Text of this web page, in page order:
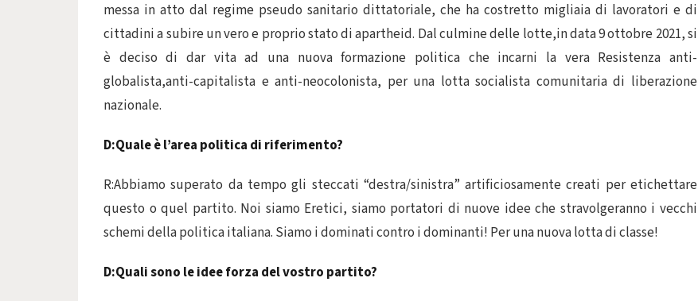
messa in atto dal regime pseudo sanitario dittatoriale, che ha costretto migliaia di lavoratori e di
cittadini a subire un vero e proprio stato di apartheid. Dal culmine delle lotte,in data 9 ottobre 2021, si
è deciso di dar vita ad una nuova formazione politica che incarni la vera Resistenza anti-
globalista,anti-capitalista e anti-neocolonista, per una lotta socialista comunitaria di liberazione
nazionale.
D:Quale è l’area politica di riferimento?
R:Abbiamo superato da tempo gli steccati “destra/sinistra” artificiosamente creati per etichettare
questo o quel partito. Noi siamo Eretici, siamo portatori di nuove idee che stravolgeranno i vecchi
schemi della politica italiana. Siamo i dominati contro i dominanti! Per una nuova lotta di classe!
D:Quali sono le idee forza del vostro partito?